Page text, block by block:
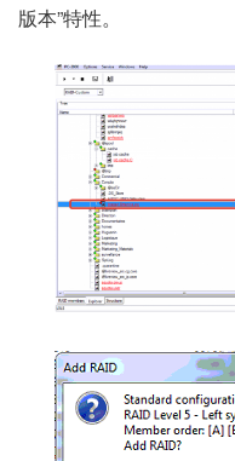
版本”特性。